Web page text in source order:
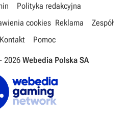
Polityka redakcyjna
cookies Reklama
Zespół
Kontakt Pomoc
2026 Webedia Polska SA